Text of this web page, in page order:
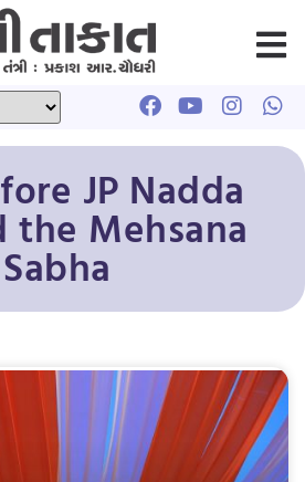
JP Nadda
the Mehsana
Sabha